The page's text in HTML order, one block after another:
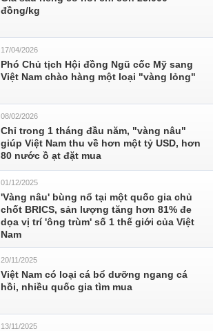
đồng/kg
17/04/2026
Phó Chủ tịch Hội đồng Ngũ cốc Mỹ sang
Việt Nam chào hàng một loại "vàng lỏng"
08/02/2026
Chỉ trong 1 tháng đầu năm, "vàng nâu"
giúp Việt Nam thu về hơn một tỷ USD, hơn
80 nước ồ ạt đặt mua
01/12/2025
'Vàng nâu' bùng nổ tại một quốc gia chủ
chốt BRICS, sản lượng tăng hơn 81% đe
dọa vị trí 'ông trùm' số 1 thế giới của Việt
Nam
20/11/2025
Việt Nam có loại cá bổ dưỡng ngang cá
hồi, nhiều quốc gia tìm mua
13/11/2025